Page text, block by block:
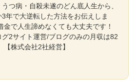
つ病・自殺未遂のどん底人生から、
3年で大逆転した方法をお伝えしま
金で人生諦めなくても大丈夫です！
グ2サイト運営/ブログのみの月収は82
【株式会社2社経営】